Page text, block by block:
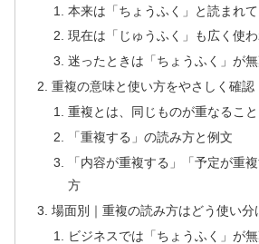
本来は「ちょうふく」と読まれ
現在は「じゅうふく」も広く使
迷ったときは「ちょうふく」が
重複の意味と使い方をやさしく確認
重複とは、同じものが重なること
「重複する」の読み方と例文
「内容が重複する」「予定が重
方
場面別｜重複の読み方はどう使い分
ビジネスでは「ちょうふく」が